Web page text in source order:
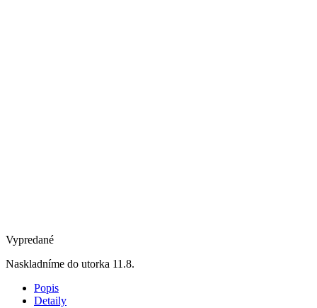
Vypredané
Naskladníme do utorka 11.8.
Popis
Detaily